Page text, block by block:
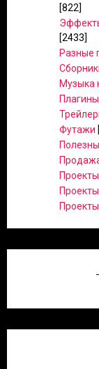
[822]
[2433]
Разные
Музыка
Футажи